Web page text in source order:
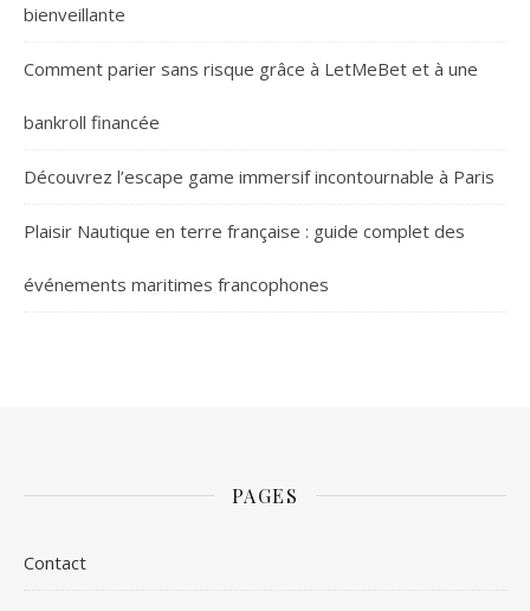
bienveillante
Comment parier sans risque grâce à LetMeBet et à une
bankroll financée
Découvrez l’escape game immersif incontournable à Paris
Plaisir Nautique en terre française : guide complet des
événements maritimes francophones
PAGES
Contact